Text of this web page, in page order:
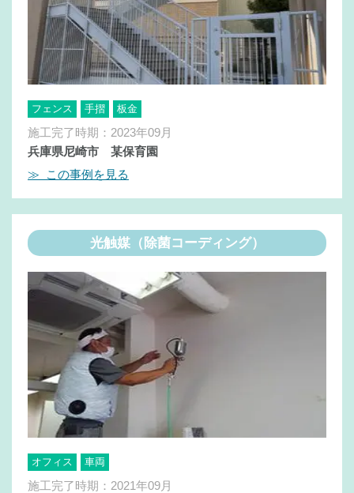
フェンス 手摺 板金
施工完了時期：2023年09月
兵庫県尼崎市 某保育園
≫ この事例を見る
光触媒（除菌コーディング）
オフィス 車両
施工完了時期：2021年09月